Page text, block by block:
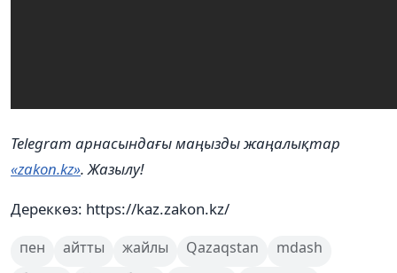
Telegram арнасындағы маңызды жаңалықтар
«zakon.kz». Жазылу!
Дереккөз: https://kaz.zakon.kz/
пен айтты жайлы Qazaqstan
mdash